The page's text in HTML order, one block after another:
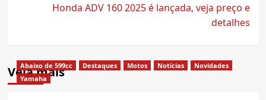
Honda ADV 160 2025 é lançada, veja preço e
detalhes
Veja mais
Abaixo de 599cc Destaques Motos Notícias
Novidades
Yamaha